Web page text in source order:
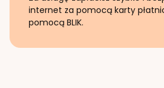
internet za pomocą karty
pomocą BLIK.